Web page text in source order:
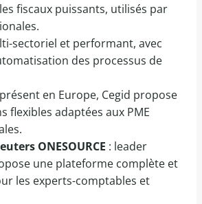
fiscaux puissants, utilisés par
sectoriel et performant, avec
des processus de
en Europe, Cegid propose
flexibles adaptées aux PME
ONESOURCE : leader
une plateforme complète et
les experts-comptables et